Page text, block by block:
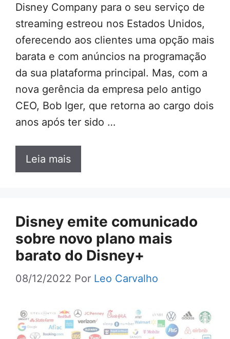
Disney Company para o seu serviço de
streaming estreou nos Estados Unidos,
oferecendo aos clientes uma opção mais
barata e com anúncios na programação
da sua plataforma principal. Mas, com a
nova gerência da empresa pelo antigo
CEO, Bob Iger, que retorna ao cargo dois
anos após ter sido …
Leia mais
Disney emite comunicado
sobre novo plano mais
barato do Disney+
08/12/2022 Por Leo Carvalho